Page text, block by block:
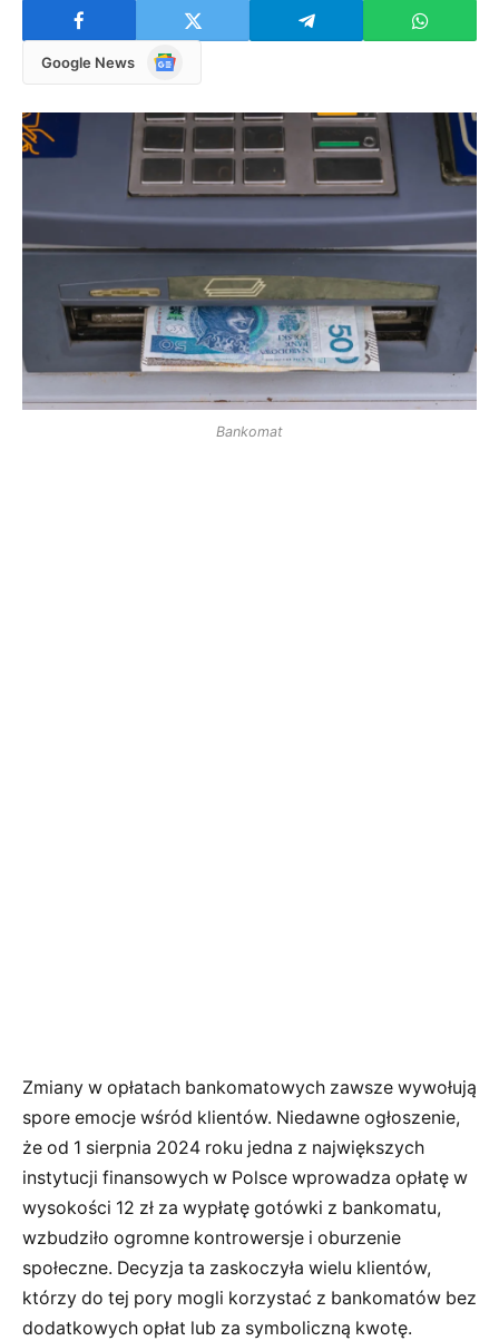
Google News
Google
Bankomat
Zmiany w opłatach bankomatowych zawsze wywołują
spore emocje wśród klientów. Niedawne ogłoszenie,
że od 1 sierpnia 2024 roku jedna z największych
instytucji finansowych w Polsce wprowadza opłatę w
wysokości 12 zł za wypłatę gotówki z bankomatu,
wzbudziło ogromne kontrowersje i oburzenie
społeczne. Decyzja ta zaskoczyła wielu klientów,
którzy do tej pory mogli korzystać z bankomatów bez
dodatkowych opłat lub za symboliczną kwotę.